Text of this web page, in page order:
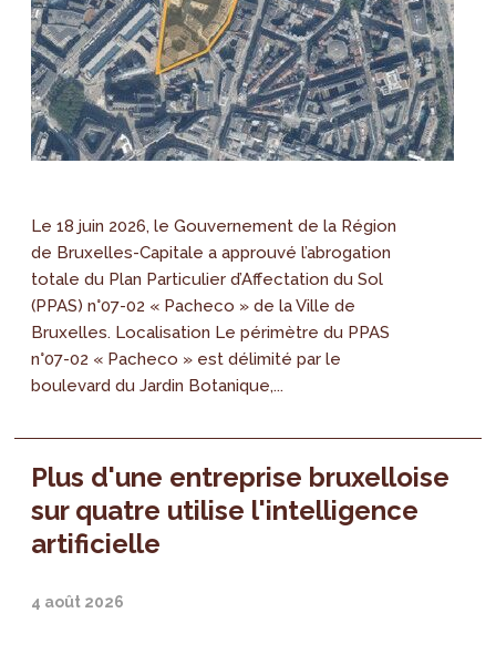
Le 18 juin 2026, le Gouvernement de la Région
de Bruxelles-Capitale a approuvé l’abrogation
totale du Plan Particulier d’Affectation du Sol
(PPAS) n°07-02 « Pacheco » de la Ville de
Bruxelles. Localisation Le périmètre du PPAS
n°07-02 « Pacheco » est délimité par le
boulevard du Jardin Botanique,...
Plus d'une entreprise bruxelloise
sur quatre utilise l'intelligence
artificielle
4 août 2026